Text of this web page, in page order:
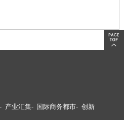
产业汇集 国际商务都市
创新